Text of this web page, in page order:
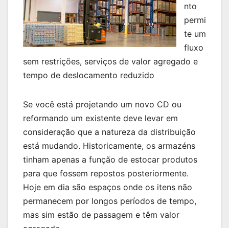
nto
permi
te um
fluxo
sem restrições, serviços de valor agregado e
tempo de deslocamento reduzido
Se você está projetando um novo CD ou
reformando um existente deve levar em
consideração que a natureza da distribuição
está mudando. Historicamente, os armazéns
tinham apenas a função de estocar produtos
para que fossem repostos posteriormente.
Hoje em dia são espaços onde os itens não
permanecem por longos períodos de tempo,
mas sim estão de passagem e têm valor